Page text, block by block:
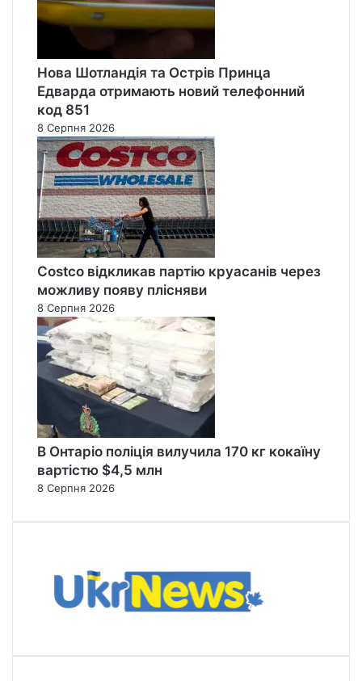
Нова Шотландія та Острів Принца
Едварда отримають новий телефонний
код 851
8 Серпня 2026
Costco відкликав партію круасанів через
можливу появу плісняви
8 Серпня 2026
В Онтаріо поліція вилучила 170 кг кокаїну
вартістю $4,5 млн
8 Серпня 2026